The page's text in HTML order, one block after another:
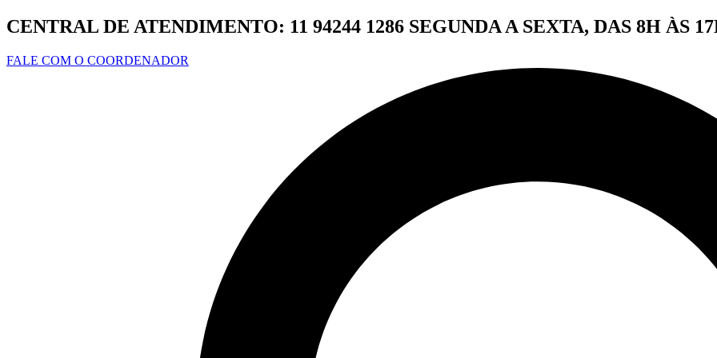
Ir
para
conteúdo
CENTRAL DE ATENDIMENTO: 11 94244 1286 SEGUNDA A SEXTA, DAS 8H ÀS
FALE COM O COORDENADOR